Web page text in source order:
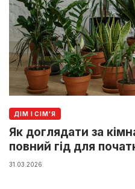
ДІМ І СІМ'Я
Як доглядати за
повний гід для
31.03.2026